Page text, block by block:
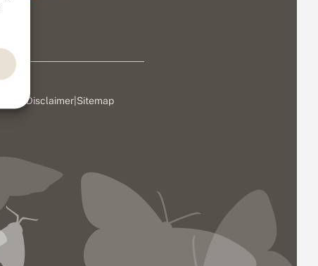
Disclaimer Sitemap